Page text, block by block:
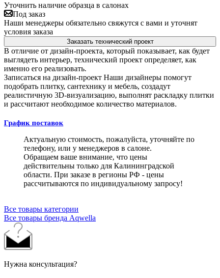
Уточнить наличие образца в салонах
Под заказ
Наши менеджеры обязательно свяжутся с вами и уточнят
условия заказа
Заказать технический проект
В отличие от дизайн-проекта, который показывает, как будет
выглядеть интерьер, технический проект определяет, как
именно его реализовать.
Записаться на дизайн-проект Наши дизайнеры помогут
подобрать плитку, сантехнику и мебель, создадут
реалистичную 3D-визуализацию, выполнят раскладку плитки
и рассчитают необходимое количество материалов.
График поставок
Актуальную стоимость, пожалуйста, уточняйте по
телефону, или у менеджеров в салоне.
Обращаем ваше внимание, что цены
действительны только для Калининградской
области. При заказе в регионы РФ - цены
рассчитываются по индивидуальному запросу!
Все товары категории
Все товары бренда Aqwella
Нужна консультация?